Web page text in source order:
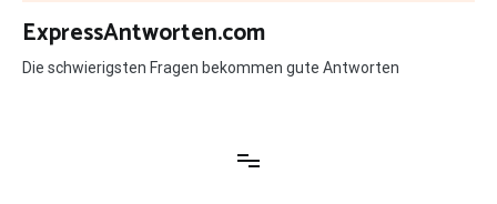
Zum
Inhalt
springen
ExpressAntworten.com
Die schwierigsten Fragen bekommen gute Antworten